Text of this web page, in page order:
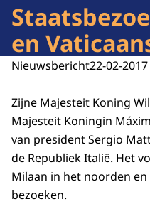
en
Nieuwsbericht22-02-
Zijne Majesteit Koning
Majesteit Koningin
van president Sergio
de Republiek Italië. Het
Milaan in het noorden
bezoeken.